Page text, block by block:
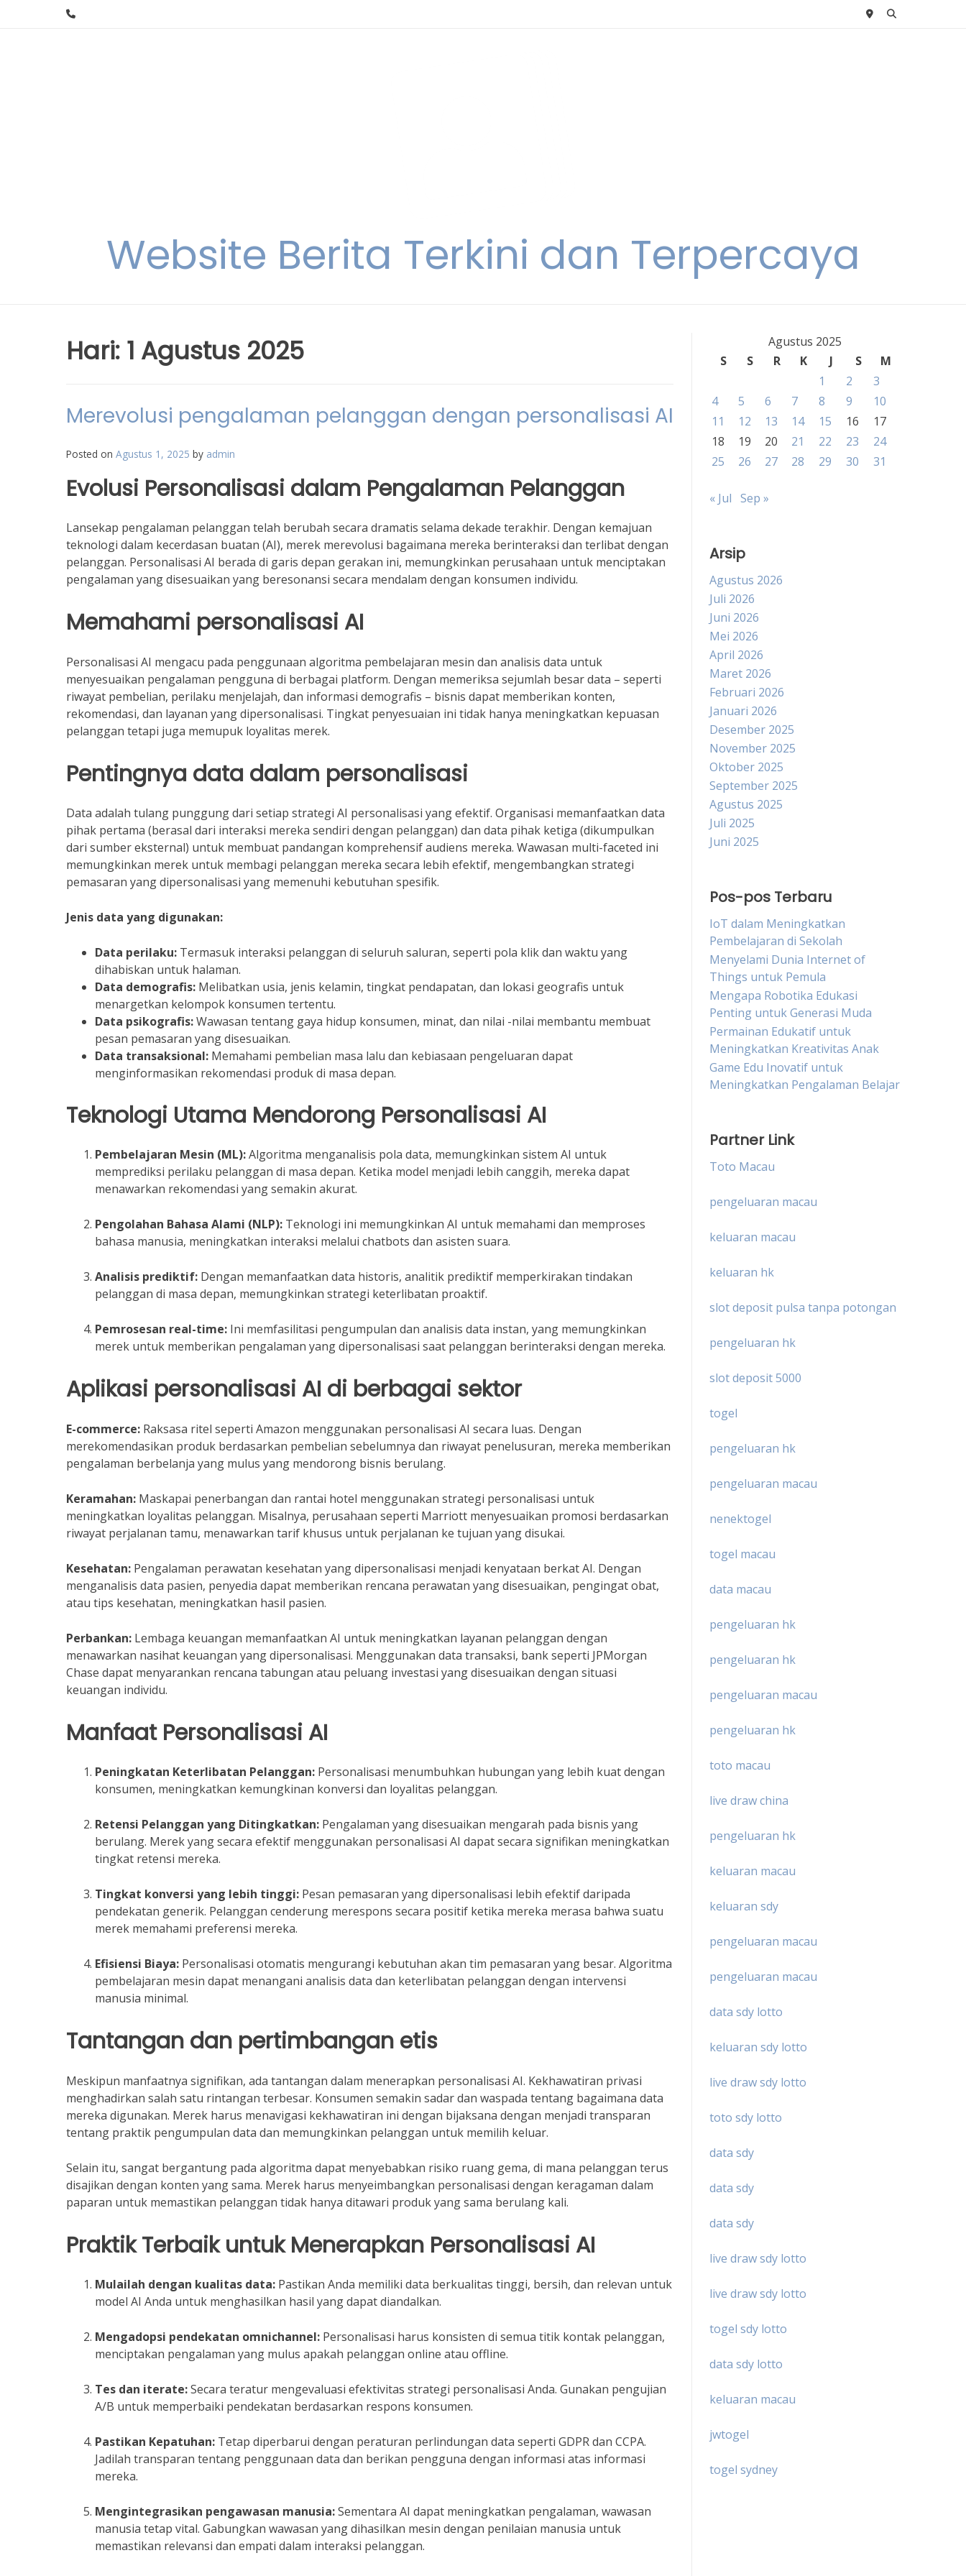
Website Berita Terkini dan Terpercaya
Hari: 1 Agustus 2025
Merevolusi pengalaman pelanggan dengan personalisasi AI
Posted on Agustus 1, 2025 by admin
Evolusi Personalisasi dalam Pengalaman Pelanggan
Lansekap pengalaman pelanggan telah berubah secara dramatis selama dekade terakhir. Dengan kemajuan
teknologi dalam kecerdasan buatan (AI), merek merevolusi bagaimana mereka berinteraksi dan terlibat dengan
pelanggan. Personalisasi AI berada di garis depan gerakan ini, memungkinkan perusahaan untuk menciptakan
pengalaman yang disesuaikan yang beresonansi secara mendalam dengan konsumen individu.
Memahami personalisasi AI
Personalisasi AI mengacu pada penggunaan algoritma pembelajaran mesin dan analisis data untuk
menyesuaikan pengalaman pengguna di berbagai platform. Dengan memeriksa sejumlah besar data – seperti
riwayat pembelian, perilaku menjelajah, dan informasi demografis – bisnis dapat memberikan konten,
rekomendasi, dan layanan yang dipersonalisasi. Tingkat penyesuaian ini tidak hanya meningkatkan kepuasan
pelanggan tetapi juga memupuk loyalitas merek.
Pentingnya data dalam personalisasi
Data adalah tulang punggung dari setiap strategi AI personalisasi yang efektif. Organisasi memanfaatkan data
pihak pertama (berasal dari interaksi mereka sendiri dengan pelanggan) dan data pihak ketiga (dikumpulkan
dari sumber eksternal) untuk membuat pandangan komprehensif audiens mereka. Wawasan multi-faceted ini
memungkinkan merek untuk membagi pelanggan mereka secara lebih efektif, mengembangkan strategi
pemasaran yang dipersonalisasi yang memenuhi kebutuhan spesifik.
Jenis data yang digunakan:
Data perilaku: Termasuk interaksi pelanggan di seluruh saluran, seperti pola klik dan waktu yang
dihabiskan untuk halaman.
Data demografis: Melibatkan usia, jenis kelamin, tingkat pendapatan, dan lokasi geografis untuk
menargetkan kelompok konsumen tertentu.
Data psikografis:Wawasan tentang gaya hidup konsumen, minat, dan nilai -nilai membantu membuat
pesan pemasaran yang disesuaikan.
Data transaksional: Memahami pembelian masa lalu dan kebiasaan pengeluaran dapat
menginformasikan rekomendasi produk di masa depan.
Teknologi Utama Mendorong Personalisasi AI
Pembelajaran Mesin (ML):Algoritma menganalisis pola data, memungkinkan sistem AI untuk
memprediksi perilaku pelanggan di masa depan. Ketika model menjadi lebih canggih, mereka dapat
menawarkan rekomendasi yang semakin akurat.
Pengolahan Bahasa Alami (NLP): Teknologi ini memungkinkan AI untuk memahami dan memproses
bahasa manusia, meningkatkan interaksi melalui chatbots dan asisten suara.
Analisis prediktif: Dengan memanfaatkan data historis, analitik prediktif memperkirakan tindakan
pelanggan di masa depan, memungkinkan strategi keterlibatan proaktif.
Pemrosesan real-time: Ini memfasilitasi pengumpulan dan analisis data instan, yang memungkinkan
merek untuk memberikan pengalaman yang dipersonalisasi saat pelanggan berinteraksi dengan mereka.
Aplikasi personalisasi AI di berbagai sektor
E-commerce: Raksasa ritel seperti Amazon menggunakan personalisasi AI secara luas. Dengan
merekomendasikan produk berdasarkan pembelian sebelumnya dan riwayat penelusuran, mereka memberikan
pengalaman berbelanja yang mulus yang mendorong bisnis berulang.
Keramahan: Maskapai penerbangan dan rantai hotel menggunakan strategi personalisasi untuk
meningkatkan loyalitas pelanggan. Misalnya, perusahaan seperti Marriott menyesuaikan promosi berdasarkan
riwayat perjalanan tamu, menawarkan tarif khusus untuk perjalanan ke tujuan yang disukai.
Kesehatan: Pengalaman perawatan kesehatan yang dipersonalisasi menjadi kenyataan berkat AI. Dengan
menganalisis data pasien, penyedia dapat memberikan rencana perawatan yang disesuaikan, pengingat obat,
atau tips kesehatan, meningkatkan hasil pasien.
Perbankan: Lembaga keuangan memanfaatkan AI untuk meningkatkan layanan pelanggan dengan
menawarkan nasihat keuangan yang dipersonalisasi. Menggunakan data transaksi, bank seperti JPMorgan
Chase dapat menyarankan rencana tabungan atau peluang investasi yang disesuaikan dengan situasi
keuangan individu.
Manfaat Personalisasi AI
Peningkatan Keterlibatan Pelanggan: Personalisasi menumbuhkan hubungan yang lebih kuat dengan
konsumen, meningkatkan kemungkinan konversi dan loyalitas pelanggan.
Retensi Pelanggan yang Ditingkatkan: Pengalaman yang disesuaikan mengarah pada bisnis yang
berulang. Merek yang secara efektif menggunakan personalisasi AI dapat secara signifikan meningkatkan
tingkat retensi mereka.
Tingkat konversi yang lebih tinggi: Pesan pemasaran yang dipersonalisasi lebih efektif daripada
pendekatan generik. Pelanggan cenderung merespons secara positif ketika mereka merasa bahwa suatu
merek memahami preferensi mereka.
Efisiensi Biaya: Personalisasi otomatis mengurangi kebutuhan akan tim pemasaran yang besar. Algoritma
pembelajaran mesin dapat menangani analisis data dan keterlibatan pelanggan dengan intervensi
manusia minimal.
Tantangan dan pertimbangan etis
Meskipun manfaatnya signifikan, ada tantangan dalam menerapkan personalisasi AI. Kekhawatiran privasi
menghadirkan salah satu rintangan terbesar. Konsumen semakin sadar dan waspada tentang bagaimana data
mereka digunakan. Merek harus menavigasi kekhawatiran ini dengan bijaksana dengan menjadi transparan
tentang praktik pengumpulan data dan memungkinkan pelanggan untuk memilih keluar.
Selain itu, sangat bergantung pada algoritma dapat menyebabkan risiko ruang gema, di mana pelanggan terus
disajikan dengan konten yang sama. Merek harus menyeimbangkan personalisasi dengan keragaman dalam
paparan untuk memastikan pelanggan tidak hanya ditawari produk yang sama berulang kali.
Praktik Terbaik untuk Menerapkan Personalisasi AI
Mulailah dengan kualitas data: Pastikan Anda memiliki data berkualitas tinggi, bersih, dan relevan untuk
model AI Anda untuk menghasilkan hasil yang dapat diandalkan.
Mengadopsi pendekatan omnichannel: Personalisasi harus konsisten di semua titik kontak pelanggan,
menciptakan pengalaman yang mulus apakah pelanggan online atau offline.
Tes dan iterate:Secara teratur mengevaluasi efektivitas strategi personalisasi Anda. Gunakan pengujian
A/B untuk memperbaiki pendekatan berdasarkan respons konsumen.
Pastikan Kepatuhan: Tetap diperbarui dengan peraturan perlindungan data seperti GDPR dan CCPA.
Jadilah transparan tentang penggunaan data dan berikan pengguna dengan informasi atas informasi
mereka.
Mengintegrasikan pengawasan manusia:Sementara AI dapat meningkatkan pengalaman, wawasan
manusia tetap vital. Gabungkan wawasan yang dihasilkan mesin dengan penilaian manusia untuk
memastikan relevansi dan empati dalam interaksi pelanggan.
Agustus 2025
S
S R K J S
M
1
2
3
4
5 6 7 8 9
10
11
12 13 14 15 16
17
18
19 20 21 22 23
24
25
26 27 28 29 30 31
« Jul Sep »
Arsip
Agustus 2026
Juli 2026
Juni 2026
Mei 2026
April 2026
Maret 2026
Februari 2026
Januari 2026
Desember 2025
November 2025
Oktober 2025
September 2025
Agustus 2025
Juli 2025
Juni 2025
Pos-pos Terbaru
IoT dalam Meningkatkan
Pembelajaran di Sekolah
Menyelami Dunia Internet of
Things untuk Pemula
Mengapa Robotika Edukasi
Penting untuk Generasi Muda
Permainan Edukatif untuk
Meningkatkan Kreativitas Anak
Game Edu Inovatif untuk
Meningkatkan Pengalaman Belajar
Partner Link
Toto Macau
pengeluaran macau
keluaran macau
keluaran hk
slot deposit pulsa tanpa potongan
pengeluaran hk
slot deposit 5000
togel
pengeluaran hk
pengeluaran macau
nenektogel
togel macau
data macau
pengeluaran hk
pengeluaran hk
pengeluaran macau
pengeluaran hk
toto macau
live draw china
pengeluaran hk
keluaran macau
keluaran sdy
pengeluaran macau
pengeluaran macau
data sdy lotto
keluaran sdy lotto
live draw sdy lotto
toto sdy lotto
data sdy
data sdy
data sdy
live draw sdy lotto
live draw sdy lotto
togel sdy lotto
data sdy lotto
keluaran macau
jwtogel
togel sydney